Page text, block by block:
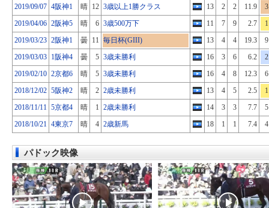
2019/09/07 4阪神1 晴 12 3歳以上1勝クラス 13 2 2 11.9
3
2019/04/06 2阪神5 晴 6 3歳500万下 11 7 9 2.7
1
2019/03/23 2阪神1 曇 11 毎日杯(GIII) 13 4 4 19.3
9
2019/03/03 1阪神4 曇 5 3歳未勝利 16 3 6 6.2
2
2019/02/10 2京都6 晴 5 3歳未勝利 16 4 8 12.3
6
2018/12/02 5阪神2 晴 2 2歳未勝利 13 4 5 2.5
1
2018/11/11 5京都4 晴 1 2歳未勝利 14 3 3 7.7
5
2018/10/21 4東京7 晴 4 2歳新馬 18 1 1 7.4 4
パドック映像